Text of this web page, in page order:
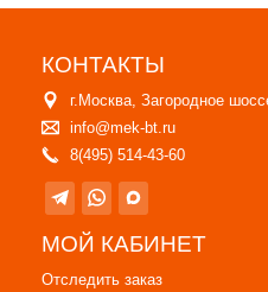
КОНТАКТЫ
г.Москва, Загородное
info@mek-bt.ru
8(495) 514-43-60
МОЙ КАБИНЕТ
Отследить заказ